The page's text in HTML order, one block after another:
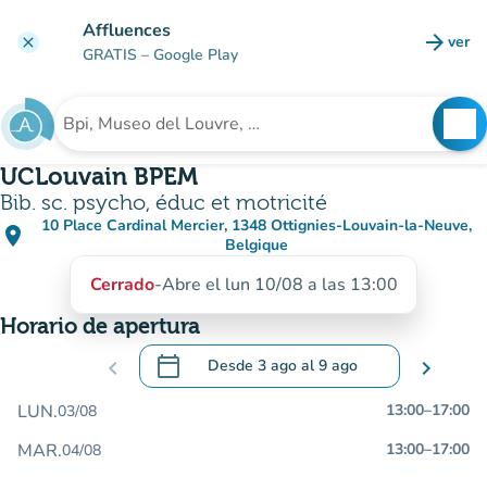
clear Affluences
GRATIS – Google Play arrow_forward ver
Buscar un establecimiento
UCLouvain BPEM
Bib. sc. psycho, éduc et motricité
place
10 Place Cardinal Mercier, 1348 Ottignies-Louvain-la-Neuve,
Belgique
(abrir en Google Maps)
(nueva pestaña)
Cerrado-Abre el lun 10/08 a las 13:00
Horario de apertura
chevron_left calendar_today Desde 3 ago al9 ago
.Abra el calendario para cambiar las
chevron_right
LUN.03/08 13:00–17:00
MAR.04/08 13:00–17:00